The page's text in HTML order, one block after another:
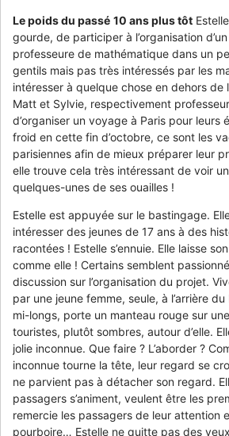
Le poids du passé 10 ans plus tôt
gourde, de participer à l’organisation
professeure de mathématique dans un
gentils mais pas très intéressés par les
intéresser à quelque chose en dehors
Matt et Sylvie, respectivement
d’organiser un voyage à Paris pour leurs
froid en cette fin d’octobre, ce sont les
parisiennes afin de mieux préparer leur
elle trouve cela très intéressant de voir
quelques-unes de ses ouailles !
Estelle est appuyée sur le bastingage.
intéresser des jeunes de 17 ans à des
racontées ! Estelle s’ennuie. Elle laisse
comme elle ! Certains semblent
discussion sur l’organisation du projet.
par une jeune femme, seule, à l’arrière
mi-longs, porte un manteau rouge sur
touristes, plutôt sombres, autour d’elle.
jolie inconnue. Que faire ? L’aborder ?
inconnue tourne la tête, leur regard se
ne parvient pas à détacher son regard.
passagers s’animent, veulent être les
remercie les passagers de leur
pourboire… Estelle ne quitte pas des